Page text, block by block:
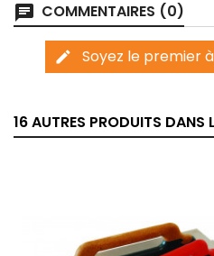
chat COMMENTAIRES (0)
edit Soyez le premier
16 AUTRES PRODUITS DANS